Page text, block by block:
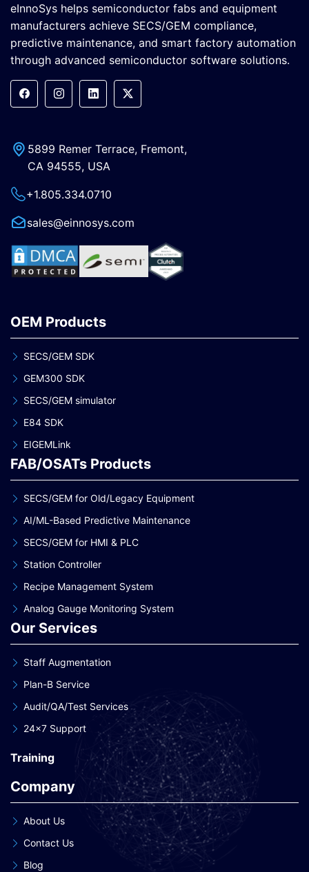
eInnoSys helps semiconductor fabs and equipment
manufacturers achieve SECS/GEM compliance,
predictive maintenance, and smart factory automation
through advanced semiconductor software solutions.
5899 Remer Terrace, Fremont,
CA 94555, USA
+1.805.334.0710
sales@einnosys.com
OEM Products
SECS/GEM SDK
GEM300 SDK
SECS/GEM simulator
E84 SDK
EIGEMLink
FAB/OSATs Products
SECS/GEM for Old/Legacy Equipment
AI/ML-Based Predictive Maintenance
SECS/GEM for HMI & PLC
Station Controller
Recipe Management System
Analog Gauge Monitoring System
Our Services
Staff Augmentation
Plan-B Service
Audit/QA/Test Services
24×7 Support
Training
Company
About Us
Contact Us
Blog